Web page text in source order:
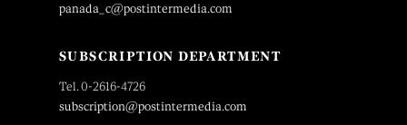
panada_c@postintermedia.com
SUBSCRIPTION DEPARTMENT
Tel. 0-2616-4726
subscription@postintermedia.com